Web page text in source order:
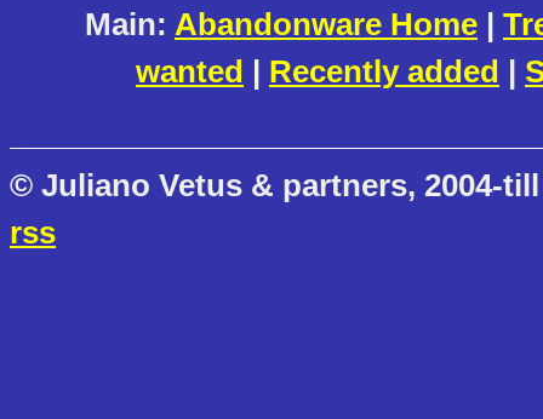
Main: Abandonware Home |
wanted | Recently added |
© Juliano Vetus & partners, 2004-
rss